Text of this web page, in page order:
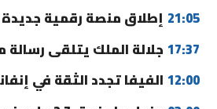
21:05 إطلاق منصة رقمية جديدة
17:37 جلالة الملك يتلقى رسالة
12:00 الفيفا تجدد الثقة في